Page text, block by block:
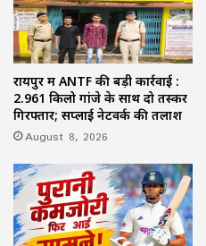
रायपुर में ANTF की बड़ी कार्रवाई :
2.961 किलो गांजे के साथ दो तस्कर
गिरफ्तार; सप्लाई नेटवर्क की तलाश
August 8, 2026